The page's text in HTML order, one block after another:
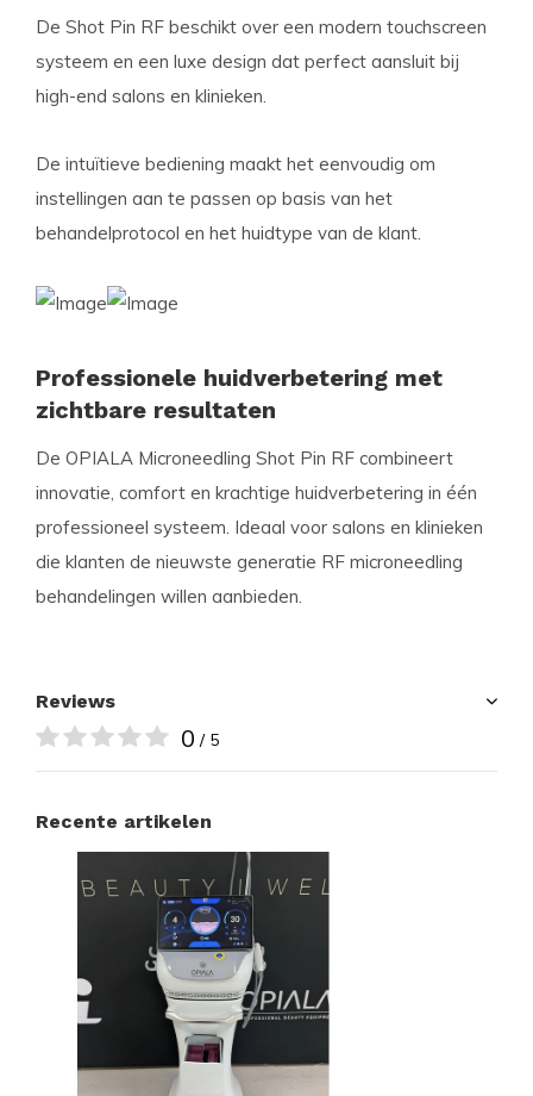
De Shot Pin RF beschikt over een modern touchscreen
systeem en een luxe design dat perfect aansluit bij
high-end salons en klinieken.
De intuïtieve bediening maakt het eenvoudig om
instellingen aan te passen op basis van het
behandelprotocol en het huidtype van de klant.
Professionele huidverbetering met
zichtbare resultaten
De OPIALA Microneedling Shot Pin RF combineert
innovatie, comfort en krachtige huidverbetering in één
professioneel systeem. Ideaal voor salons en klinieken
die klanten de nieuwste generatie RF microneedling
behandelingen willen aanbieden.
Reviews
0 / 5
Recente artikelen